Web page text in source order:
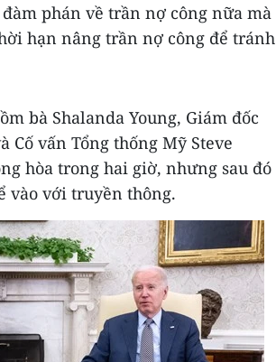
phán về trần nợ công nữa mà
hạn nâng trần nợ công để tránh
bà Shalanda Young, Giám đốc
Cố vấn Tổng thống Mỹ Steve
hòa trong hai giờ, nhưng sau đó
vào với truyền thông.